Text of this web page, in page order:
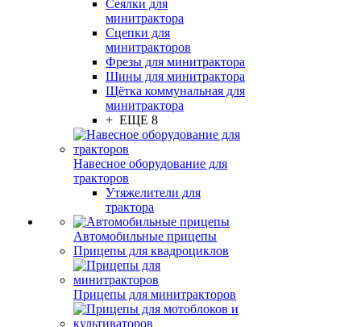
Сеялки для
минитрактора
Сцепки для
минитракторов
Фрезы для минитрактора
Шины для минитрактора
Щётка коммунальная для
минитрактора
+ ЕЩЕ 8
Навесное оборудование для
тракторов
Утяжелители для
трактора
Автомобильные прицепы
Прицепы для квадроциклов
Прицепы для минитракторов